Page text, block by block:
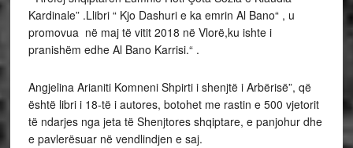
Kardinale” .Llibri “ Kjo Dashuri e ka emrin Al Bano“ , u
promovua në maj të vitit 2018 në Vlorë,ku ishte i
pranishëm edhe Al Bano Karrisi.“ .
Angjelina Arianiti Komneni Shpirti i shenjtë i Arbërisë”, që
është libri i 18-të i autores, botohet me rastin e 500 vjetorit
të ndarjes nga jeta të Shenjtores shqiptare, e panjohur dhe
e pavlerësuar në vendlindjen e saj.